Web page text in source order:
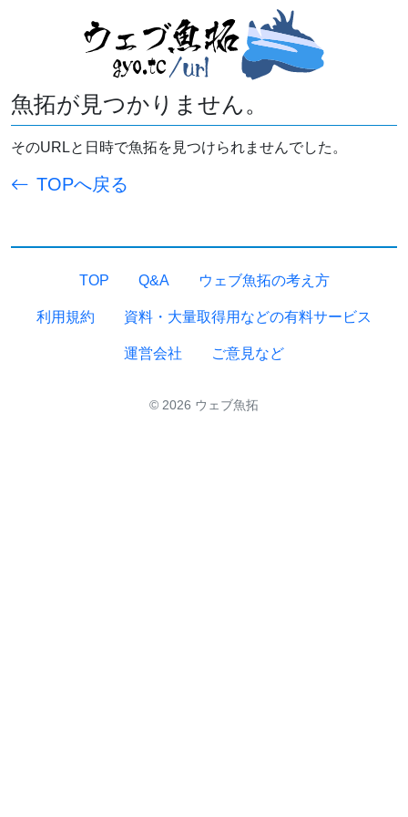
魚拓が見つかりません。
そのURLと日時で魚拓を見つけられませんでした。
TOPへ戻る
TOP Q&A ウェブ魚拓の考え方
利用規約 資料・大量取得用などの有料サービス
運営会社 ご意見など
© 2026 ウェブ魚拓